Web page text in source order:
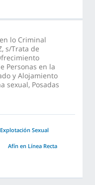
lo Criminal
s/Trata de
Personas en la
y Alojamiento
sexual, Posadas
Explotación Sexual
Afín en Línea Recta